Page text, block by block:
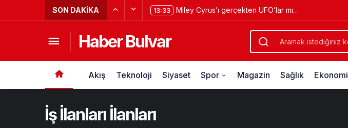
SON DAKIKA 13:33 Miley Cyrus’ı gerçekten UFO’lar mı
Haber Bulvar
Akış Teknoloji Siyaset Spor Magazin Sağlık Ekonomi
İş İlanları İlanları